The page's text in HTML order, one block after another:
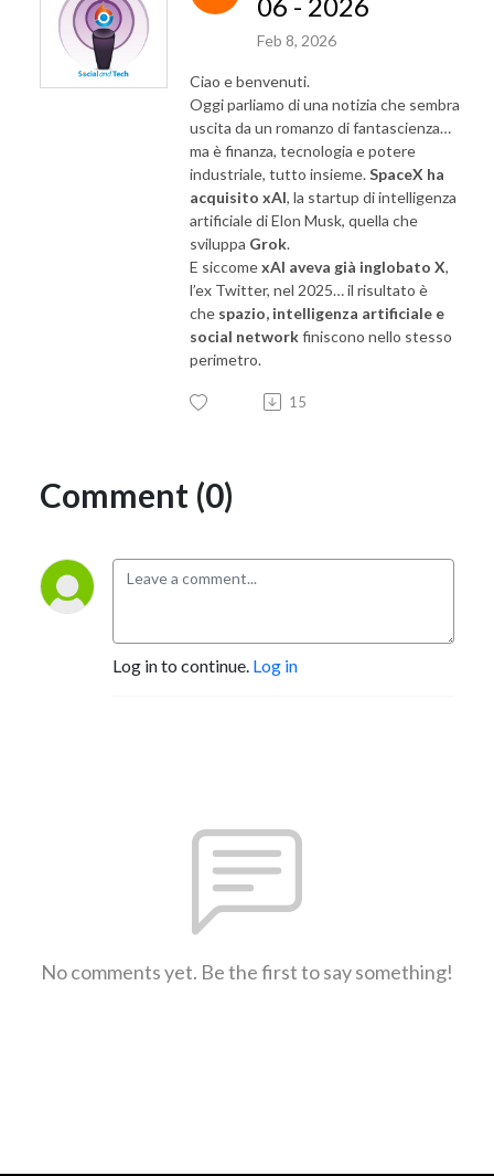
Feb 8, 2026
Ciao e benvenuti.
Oggi parliamo di una notizia che sembra
uscita da un romanzo di fantascienza…
ma è finanza, tecnologia e potere
industriale, tutto insieme.SpaceX ha
acquisito xAI, la startup di intelligenza
artificiale di Elon Musk, quella che
sviluppa Grok.
E siccomexAI aveva già inglobato X,
l’ex Twitter, nel 2025… il risultato è
che spazio, intelligenza artificiale e
social networkfiniscono nello stesso
perimetro.
15
Comment (0)
Log in to continue. Log in
No comments yet. Be the first to say something!